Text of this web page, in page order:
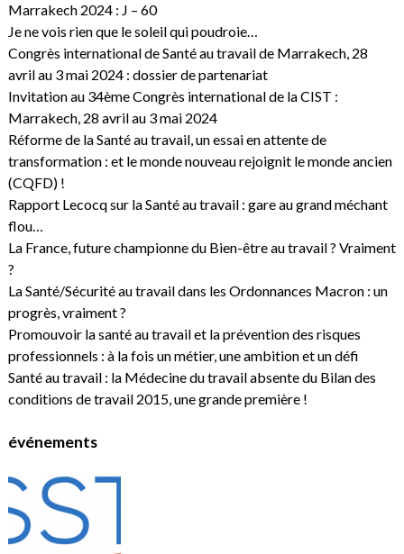
Marrakech 2024 : J – 60
Je ne vois rien que le soleil qui poudroie…
Congrès international de Santé au travail de Marrakech, 28
avril au 3 mai 2024 : dossier de partenariat
Invitation au 34ème Congrès international de la CIST :
Marrakech, 28 avril au 3 mai 2024
Réforme de la Santé au travail, un essai en attente de
transformation : et le monde nouveau rejoignit le monde ancien
(CQFD) !
Rapport Lecocq sur la Santé au travail : gare au grand méchant
flou…
La France, future championne du Bien-être au travail ? Vraiment
?
La Santé/Sécurité au travail dans les Ordonnances Macron : un
progrès, vraiment ?
Promouvoir la santé au travail et la prévention des risques
professionnels : à la fois un métier, une ambition et un défi
Santé au travail : la Médecine du travail absente du Bilan des
conditions de travail 2015, une grande première !
événements